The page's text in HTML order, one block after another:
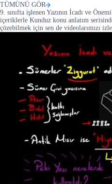
TÜMÜNÜ GÖR
9. sınıfta işlenen Yazının İcadı ve
içeriklerle Kunduz konu anlatım
çözebilmek için sen de videolarımızı